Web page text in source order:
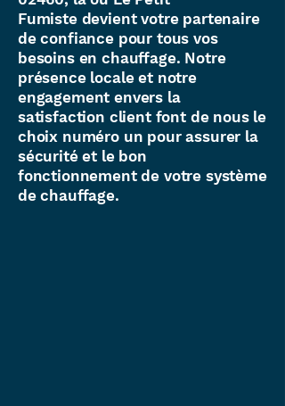
Fumiste devient votre partenaire
de confiance pour tous vos
besoins en chauffage. Notre
présence locale et notre
engagement envers la
satisfaction client font de nous le
choix numéro un pour assurer la
sécurité et le bon
fonctionnement de votre système
de chauffage.